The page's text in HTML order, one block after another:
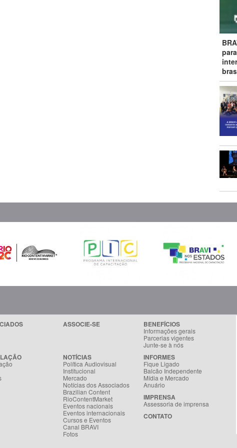
ASSOCIE-SE BENEFÍCIOS
Informações gerais
Parcerias vigentes
Junte-se à nós
NOTÍCIAS
Política Audiovisual
Institucional
Mercado
Notícias dos Associados
Brazilian Content
RioContentMarket
Eventos nacionais
Eventos internacionais
Cursos e Eventos
Canal BRAVI
Fotos
INFORMES
Fique Ligado
Balcão Independente
Mídia e Mercado
Anuário
IMPRENSA
Assessoria de imprensa
CONTATO